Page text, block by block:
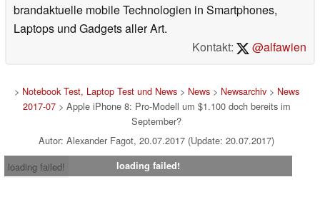
brandaktuelle mobile Technologien in Smartphones,
Laptops und Gadgets aller Art.
Kontakt:
@alfawien
> Notebook Test, Laptop Test und News> News> Newsarchiv> News
2017-07> Apple iPhone 8: Pro-Modell um $1.100 doch bereits im
September?
Autor: Alexander Fagot, 20.07.2017 (Update: 20.07.2017)
loading failed!
loading failed!